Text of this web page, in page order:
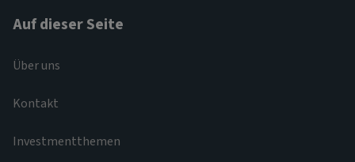
Auf dieser Seite
Über uns
Kontakt
Investmentthemen